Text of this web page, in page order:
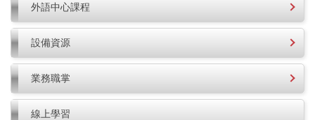
外語中心課程
設備資源
業務職掌
線上學習